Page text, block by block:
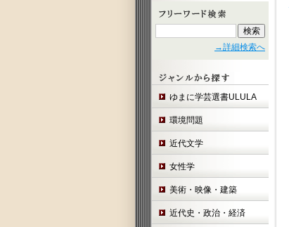
→詳細検索へ
ゆまに学芸選書ULULA
環境問題
近代文学
女性学
美術・映像・建築
近代史・政治・経済